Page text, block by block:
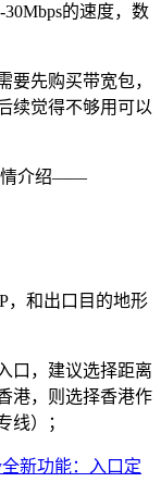
的速度，数
要先购买带宽包，
续觉得不够用可以
，和出口目的地形
口，建议选择距离
港，则选择香港作
线）；
新功能：入口定